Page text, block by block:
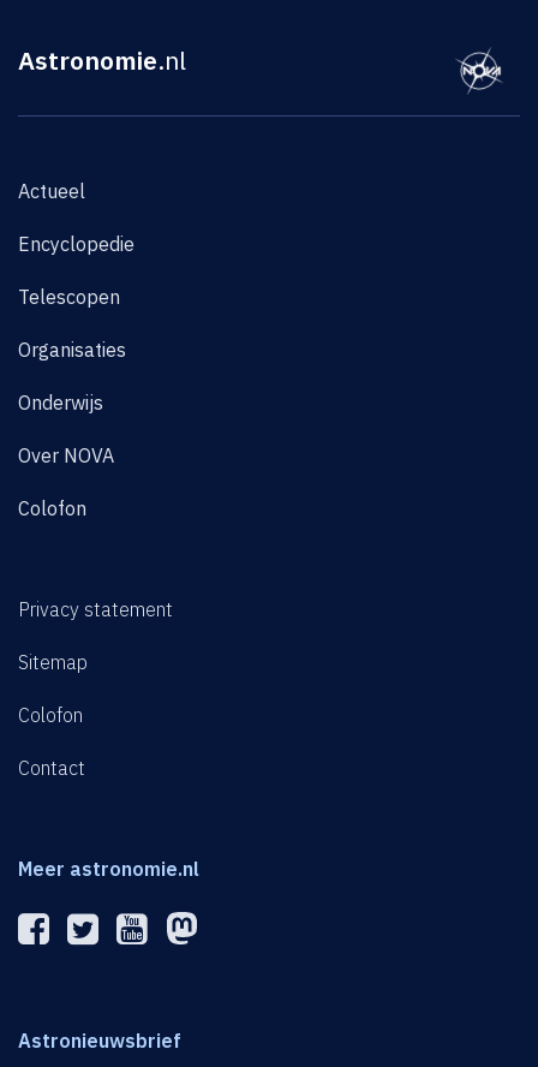
Astronomie.nl
Actueel
Encyclopedie
Telescopen
Organisaties
Onderwijs
Over NOVA
Colofon
Privacy statement
Sitemap
Colofon
Contact
Meer astronomie.nl
Astronieuwsbrief